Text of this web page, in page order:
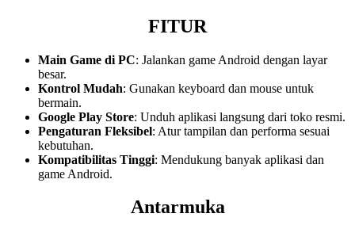
FITUR
Main Game di PC: Jalankan game Android dengan layar
besar.
Kontrol Mudah: Gunakan keyboard dan mouse untuk
bermain.
Google Play Store: Unduh aplikasi langsung dari toko resmi.
Pengaturan Fleksibel: Atur tampilan dan performa sesuai
kebutuhan.
Kompatibilitas Tinggi: Mendukung banyak aplikasi dan
game Android.
Antarmuka